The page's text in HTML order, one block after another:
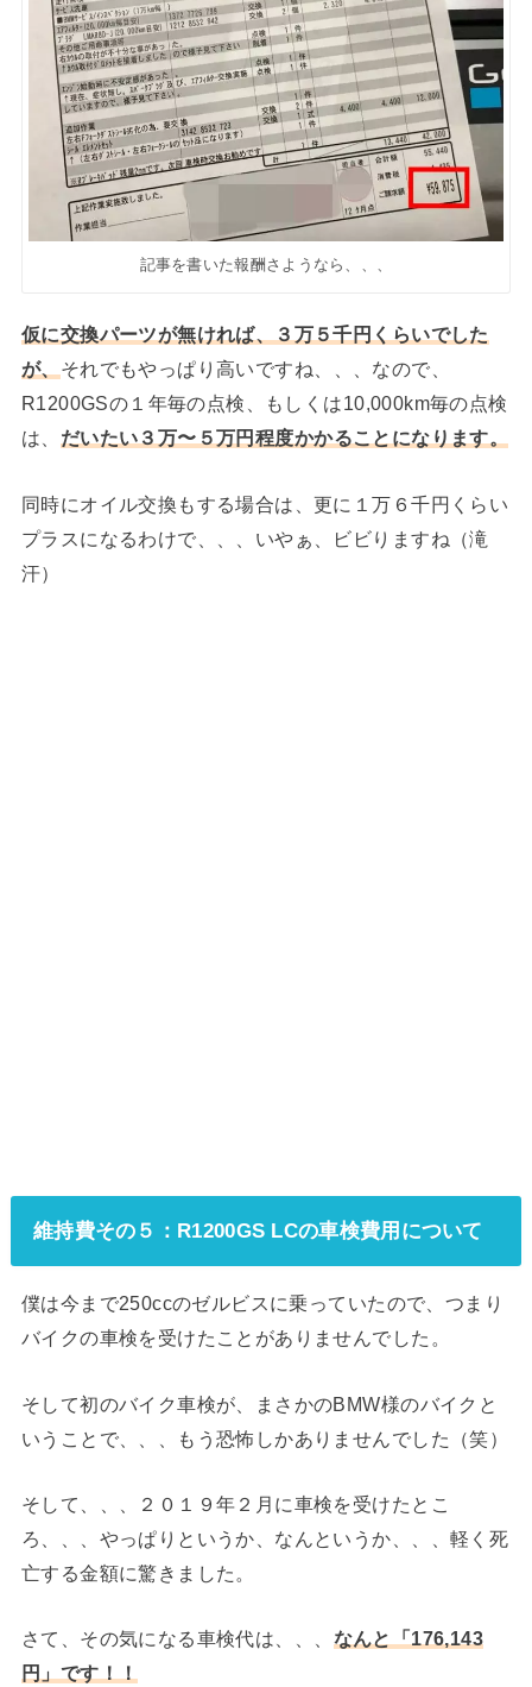
記事を書いた報酬さようなら、、、
仮に交換パーツが無ければ、３万５千円くらいでした
が、 それでもやっぱり高いですね、、、なので、
R1200GSの１年毎の点検、もしくは10,000km毎の点検
は、 だいたい３万〜５万円程度かかることになります。
同時にオイル交換もする場合は、更に１万６千円くらい
プラスになるわけで、、、いやぁ、ビビりますね（滝
汗）
維持費その５：R1200GS LCの車検費用について
僕は今まで250ccのゼルビスに乗っていたので、つまり
バイクの車検を受けたことがありませんでした。
そして初のバイク車検が、まさかのBMW様のバイクと
いうことで、、、もう恐怖しかありませんでした（笑）
そして、、、２０１９年２月に車検を受けたとこ
ろ、、、やっぱりというか、なんというか、、、軽く死
亡する金額に驚きました。
さて、その気になる車検代は、、、 なんと「176,143
円」です！！